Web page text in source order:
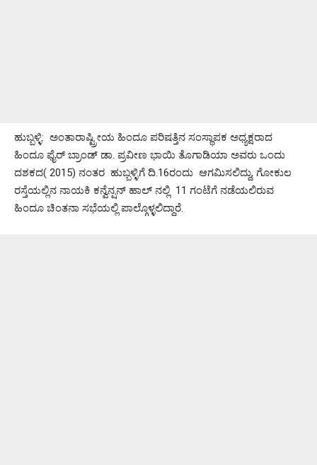
ಹುಬ್ಬಳ್ಳಿ: ಅಂತಾರಾಷ್ಟ್ರೀಯ ಹಿಂದೂ ಪರಿಷತ್ತಿನ ಸಂಸ್ಥಾಪಕ ಅಧ್ಯಕ್ಷರಾದ
ಹಿಂದೂ ಫೈರ್ ಬ್ರಾಂಡ್ ಡಾ. ಪ್ರವೀಣ ಭಾಯಿ ತೊಗಾಡಿಯಾ ಅವರು ಒಂದು
ದಶಕದ( 2015) ನಂತರ ಹುಬ್ಬಳ್ಳಿಗೆ ದಿ.16ರಂದು ಆಗಮಿಸಲಿದ್ದು, ಗೋಕುಲ
ರಸ್ತೆಯಲ್ಲಿನ ನಾಯಕಿ ಕನ್ವೆನ್ಷನ್ ಹಾಲ್ ನಲ್ಲಿ 11 ಗಂಟೆಗೆ ನಡೆಯಲಿರುವ
ಹಿಂದೂ ಚಿಂತನಾ ಸಭೆಯಲ್ಲಿ ಪಾಲ್ಗೊಳ್ಳಲಿದ್ದಾರೆ.